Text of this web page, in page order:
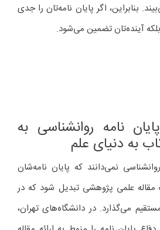
بنابراین، اگر پایان نامه‌تان را جدی
بلکه آینده‌تان تضمین می‌شود.
نامه روانشناسی به
به دنیای علم
نمی‌دانند که پایان نامه‌شان
مقاله علمی پژوهشی تبدیل شود که در
می‌گذارد. در دانشگاه‌های تهران،